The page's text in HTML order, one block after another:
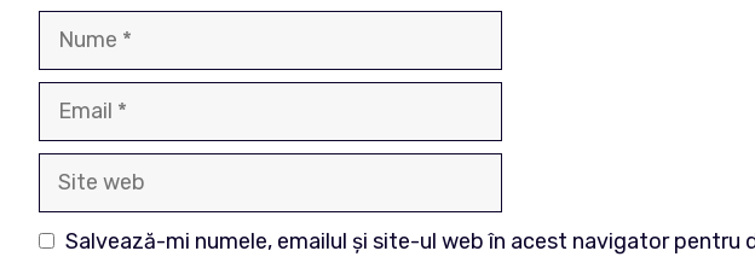
Nume
Email
Site
Salvează-mi numele, emailul și site-ul web în acest navigator